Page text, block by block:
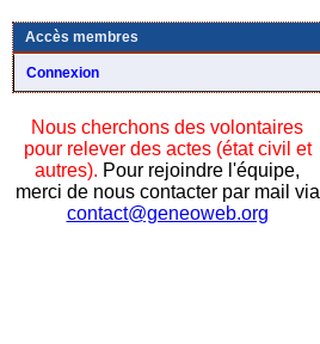
Accès membres
Connexion
Nous cherchons des volontaires
pour relever des actes (état civil et
autres). Pour rejoindre l'équipe,
merci de nous contacter par mail via
contact@geneoweb.org